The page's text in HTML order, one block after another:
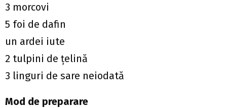
3 morcovi
5 foi de dafin
un ardei iute
2 tulpini de ţelină
3 linguri de sare neiodată
Mod de preparare